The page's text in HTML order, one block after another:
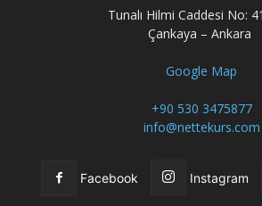
Tunalı Hilmi Caddesi No:
Çankaya – Ankara
Google Map
+90 530 3475877
info@nettekurs.com
Facebook Instagram